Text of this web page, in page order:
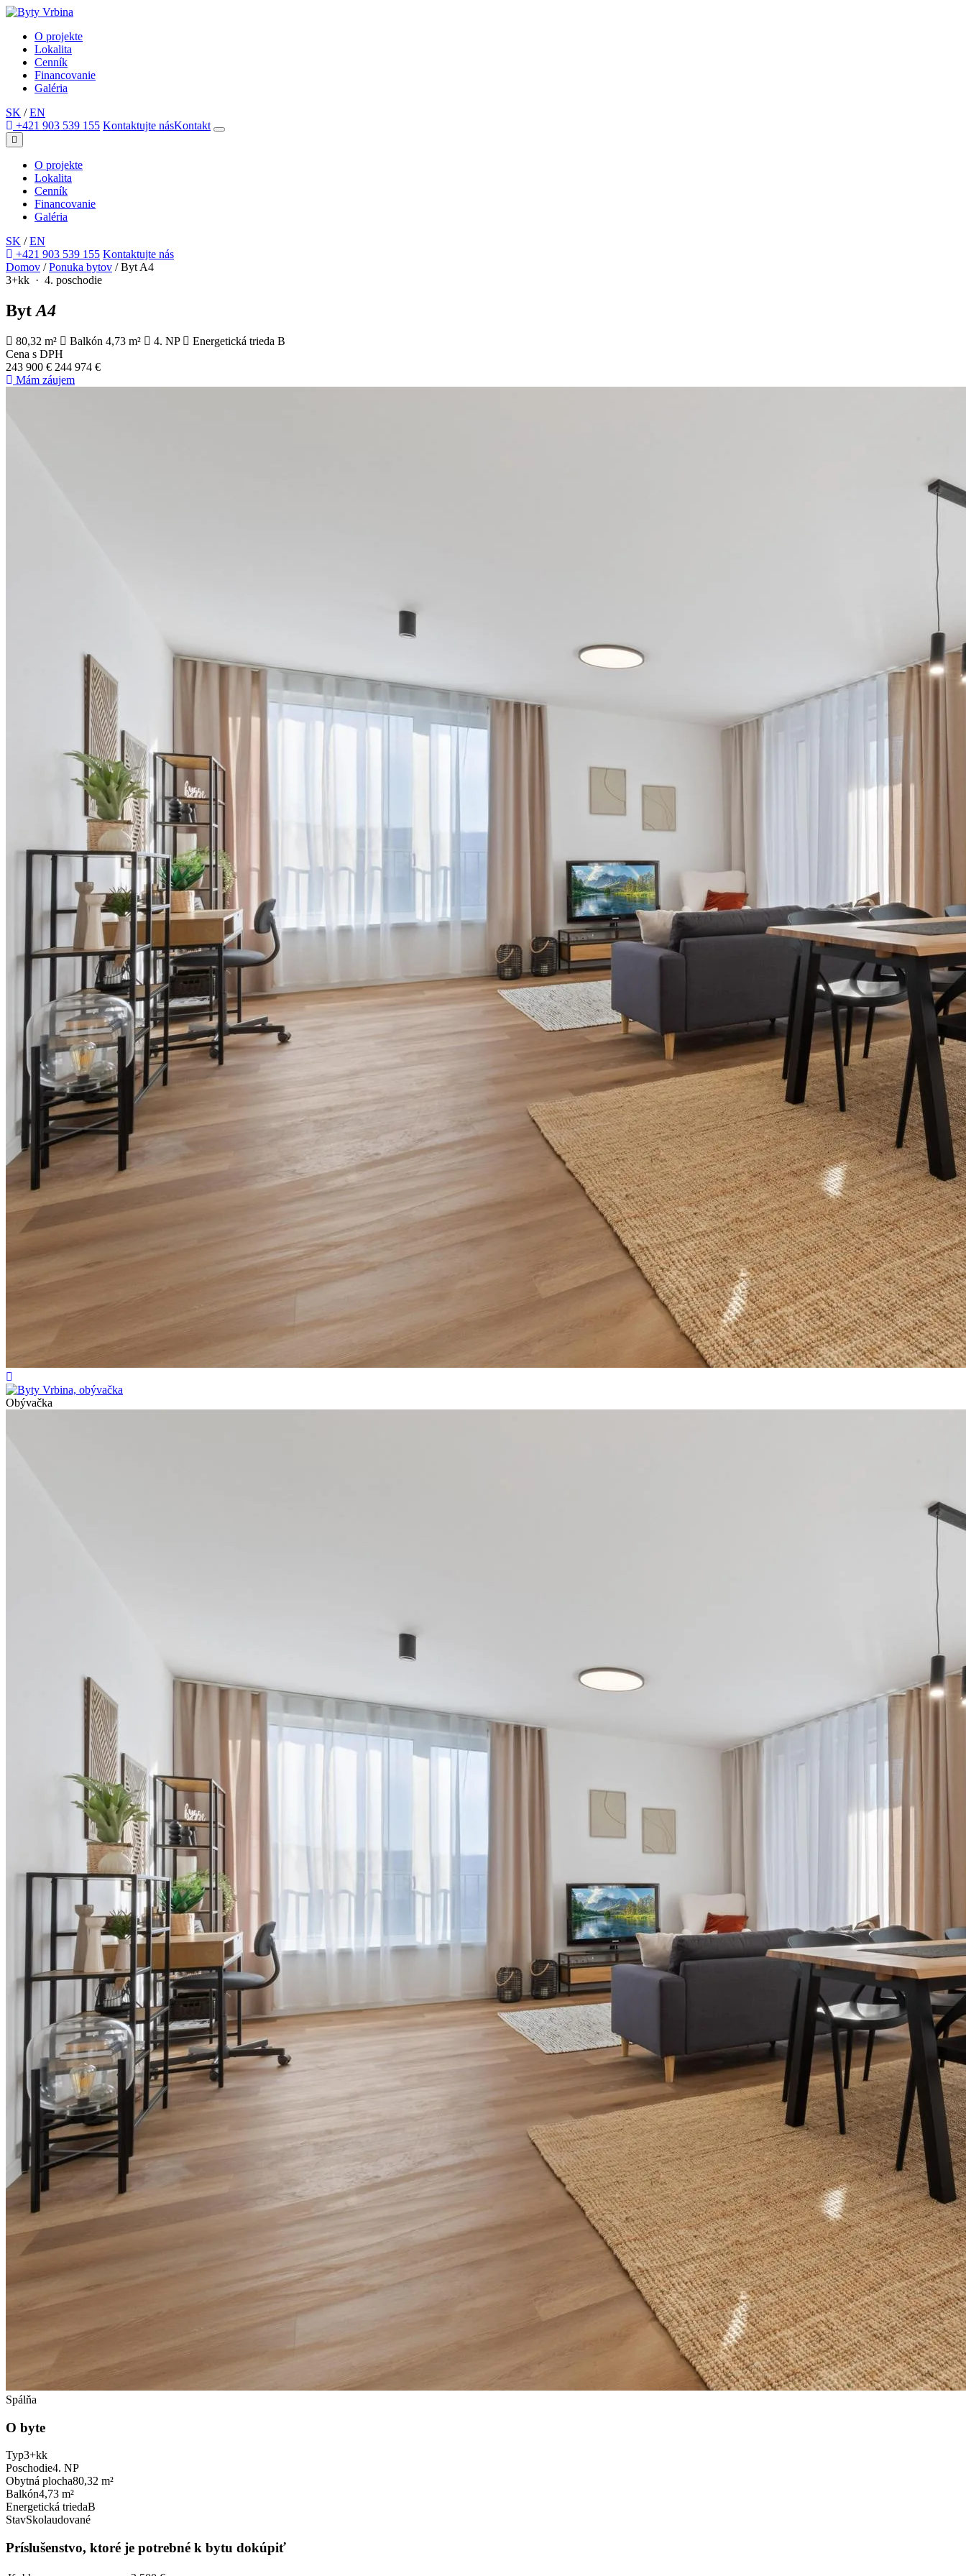
O projekte
Lokalita
Cenník
Financovanie
Galéria
SK / EN
+421 903 539 155 Kontaktujte násKontakt
O projekte
Lokalita
Cenník
Financovanie
Galéria
SK / EN
+421 903 539 155 Kontaktujte nás
Domov / Ponuka bytov / Byt A4
3+kk · 4. poschodie
Byt A4
80,32 m² Balkón 4,73 m² 4. NP
Energetická trieda B
Cena s DPH
243 900 € 244 974 €
Mám záujem
Obývačka
Spálňa
O byte
Typ3+kk
Poschodie4. NP
Obytná plocha80,32 m²
Balkón4,73 m²
Energetická triedaB
StavSkolaudované
Príslušenstvo, ktoré je potrebné k bytu dokúpiť